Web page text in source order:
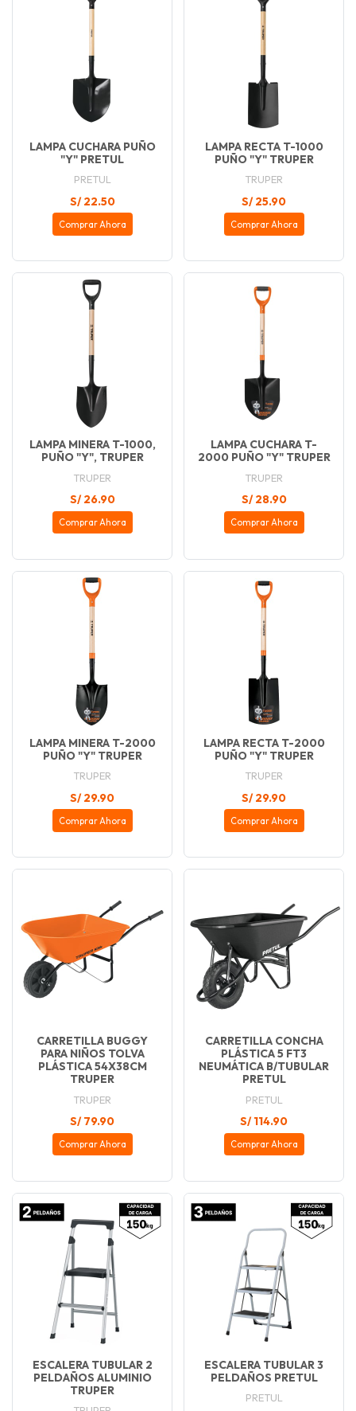
LAMPA CUCHARA PUÑO
"Y" PRETUL
PRETUL
S/ 22.50
Comprar Ahora
LAMPA RECTA T-1000
PUÑO "Y" TRUPER
TRUPER
S/ 25.90
Comprar Ahora
LAMPA MINERA T-1000,
PUÑO "Y", TRUPER
TRUPER
S/ 26.90
Comprar Ahora
LAMPA CUCHARA T-
2000 PUÑO "Y" TRUPER
TRUPER
S/ 28.90
Comprar Ahora
LAMPA MINERA T-2000
PUÑO "Y" TRUPER
TRUPER
S/ 29.90
Comprar Ahora
LAMPA RECTA T-2000
PUÑO "Y" TRUPER
TRUPER
S/ 29.90
Comprar Ahora
CARRETILLA BUGGY
PARA NIÑOS TOLVA
PLÁSTICA 54X38CM
TRUPER
TRUPER
S/ 79.90
Comprar Ahora
CARRETILLA CONCHA
PLÁSTICA 5 FT3
NEUMÁTICA B/TUBULAR
PRETUL
PRETUL
S/ 114.90
Comprar Ahora
ESCALERA TUBULAR 2
PELDAÑOS ALUMINIO
TRUPER
ESCALERA TUBULAR 3
PELDAÑOS PRETUL
PRETUL